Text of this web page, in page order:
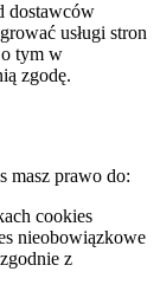
dostawców
usługi stron
tym w
zgodę.
masz prawo do:
cookies
nieobowiązkowe
z